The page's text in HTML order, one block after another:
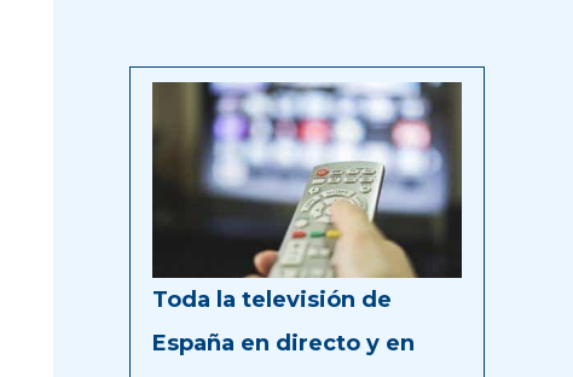
Toda la televisión de
España en directo y en